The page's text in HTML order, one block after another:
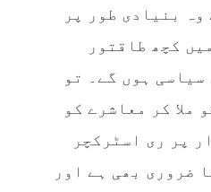
بنیادی طور پر
کچھ طاقتور
ہوں گے۔ تو
ملا کر معاشرے کو
پر ری اسٹرکچر
ضروری بھی ہے اور